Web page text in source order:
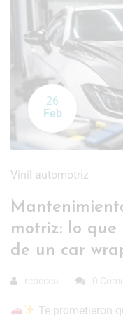
26
Feb
Vinil automotriz
motriz: lo
de un car
rebecca 0
Te prometieron